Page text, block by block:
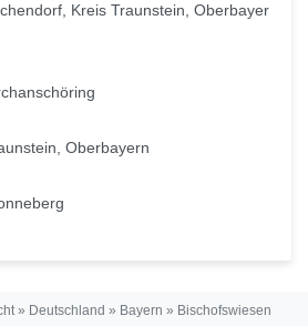
Kreis Traunstein, Oberbayer
Oberbayern
» Deutschland » Bayern » Bischofswiesen